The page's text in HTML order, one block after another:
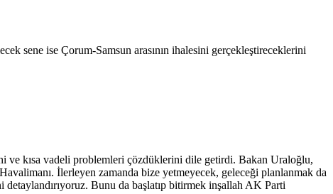
sene ise Çorum-Samsun arasının ihalesini gerçekleştireceklerini
ve kısa vadeli problemleri çözdüklerini dile getirdi. Bakan Uraloğlu,
İlerleyen zamanda bize yetmeyecek, geleceği planlanmak da
Bunu da başlatıp bitirmek inşallah AK Parti